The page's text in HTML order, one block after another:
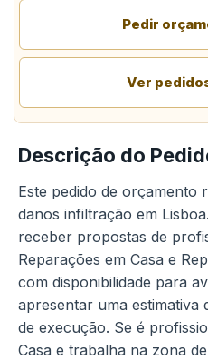
Pedir
Ver
Descrição do
Este pedido de orçamento
danos infiltração em
receber propostas de
Reparações em Casa e
com disponibilidade para
apresentar uma estimativa
de execução. Se é
Casa e trabalha na zona